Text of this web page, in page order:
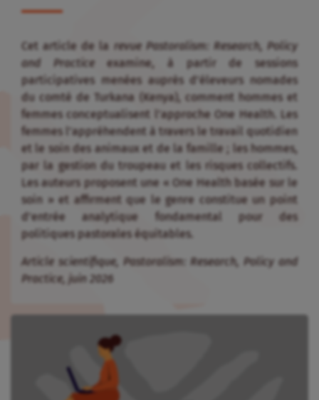
Cet article de la revue Pastoralism: Research, Policy
and Practiceexamine, à partir de sessions
participatives menées auprès d’éleveurs nomades
du comté de Turkana (Kenya), comment hommes et
femmes conceptualisent l’approche One Health. Les
femmes l’appréhendent à travers le travail quotidien
et le soin des animaux et de la famille ; les hommes,
par la gestion du troupeau et les risques collectifs.
Les auteurs proposent une « One Health basée sur le
soin » et affirment que le genre constitue un point
d’entrée analytique fondamental pour des
politiques pastorales équitables.
Article scientifique, Pastoralism: Research, Policy and
Practice, juin 2026